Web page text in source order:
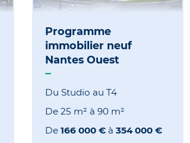
Programme
immobilier neuf
Nantes Ouest
Du Studio au T4
De 25 m² à 90 m²
De 166 000 €à 354 000 €